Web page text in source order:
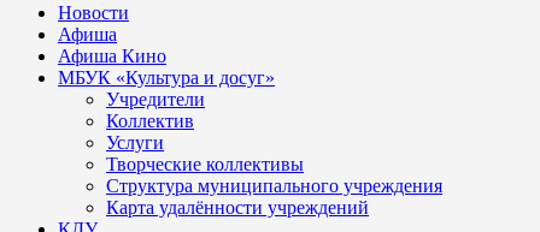
Новости
Афиша
Афиша Кино
МБУК «Культура и досуг»
Учредители
Коллектив
Услуги
Творческие коллективы
Структура муниципального учреждения
Карта удалённости учреждений